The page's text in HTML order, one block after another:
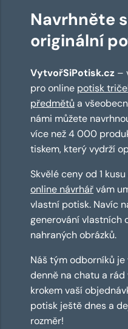
Navrhněte
originální
VytvořSiPotisk.cz –
pro online potisk
předmětů a
námi můžete
více než 4 000
tiskem, který vydrží
Skvělé ceny od 1
online návrhářvám
vlastní potisk. Navíc
generování vlastních
nahraných obrázků.
Náš tým odborníků
denně na chatu a
krokem vaší
potisk ještě dnes a
rozměr!